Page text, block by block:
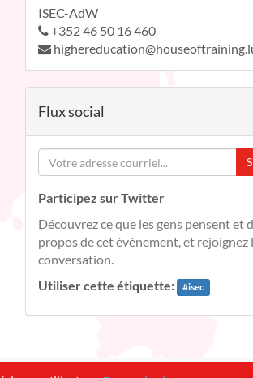
ISEC-AdW
+352 46 50 16 460
Flux social
Participez sur Twitter
Découvrez ce que les gens pensent et
propos de cet événement, et rejoignez
conversation.
Utiliser cette étiquette:
#isec